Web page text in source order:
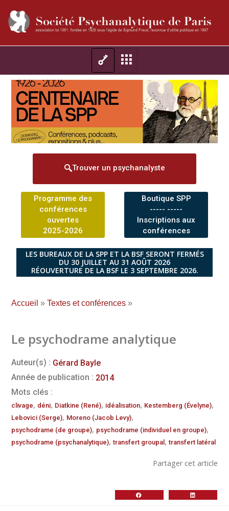
Trouver un psychanalyste
Programme des
conférences
ouvertes
2025-2026
Boutique SPP
----- -----
Inscriptions aux
conférences
LES BUREAUX DE LA SPP ET LA BSF SERONT FERMÉS
DU 30 JUILLET AU 31 AOÛT 2026
RÉOUVERTURE DE LA BSF LE 3 SEPTEMBRE 2026.
Accueil » Textes et conférences »
Le psychodrame analytique
Auteur(s) : Gérard Bayle
Année de publication : 2014
Mots clés :
clivage, déni, Diatkine (René), idéalisation, Kestemberg (Évelyne),
Lebovici (Serge), Moreno (Jacob Levy),
psychodrame (de groupe), psychodrame (individuel en groupe),
psychodrame (psychanalytique),transfert groupal,transfert latéral
Partager cet article